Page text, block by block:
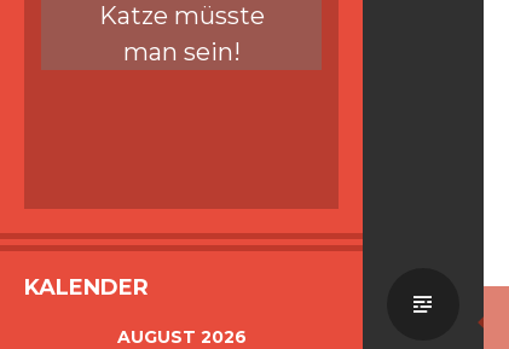
Katze müsste
man sein!
KALENDER
AUGUST 2026